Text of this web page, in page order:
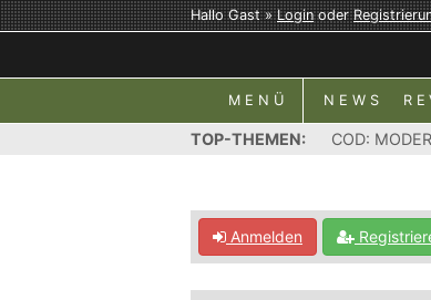
Hallo Gast »Loginoder
MENÜ NEWS
TOP-THEMEN: COD:
Anmelden